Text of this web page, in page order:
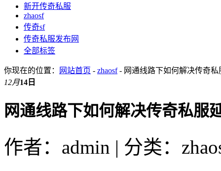
新开传奇私服
zhaosf
传奇sf
传奇私服发布网
全部标签
你现在的位置： 网站首页 - zhaosf- 网通线路下如何解决传奇私
12月14日
网通线路下如何解决传奇私服
作者：admin | 分类：